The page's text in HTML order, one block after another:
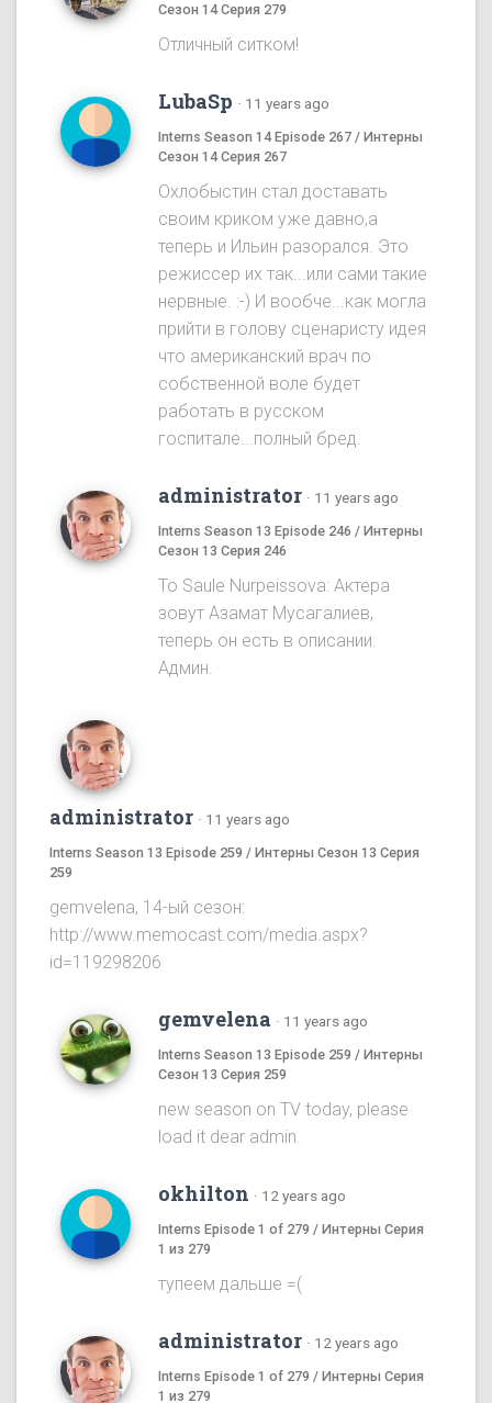
Сезон 14 Серия 279
Отличный ситком!
LubaSp · 11 years ago
Interns Season 14 Episode 267 / Интерны
Сезон 14 Серия 267
Охлобыстин стал доставать
своим криком уже давно,а
теперь и Ильин разорался. Это
режиссер их так...или сами такие
нервные. :-) И вообче...как могла
прийти в голову сценаристу идея
что американский врач по
собственной воле будет
работать в русском
госпитале...полный бред.
administrator · 11 years ago
Interns Season 13 Episode 246 / Интерны
Сезон 13 Серия 246
To Saule Nurpeissova: Актера
зовут Азамат Мусагалиев,
теперь он есть в описании.
Админ.
administrator · 11 years ago
Interns Season 13 Episode 259 / Интерны Сезон 13 Серия
259
gemvelena, 14-ый сезон:
http://www.memocast.com/media.aspx?
id=119298206
gemvelena · 11 years ago
Interns Season 13 Episode 259 / Интерны
Сезон 13 Серия 259
new season on TV today, please
load it dear admin.
okhilton · 12 years ago
Interns Episode 1 of 279 / Интерны Серия
1 из 279
тупеем дальше =(
administrator · 12 years ago
Interns Episode 1 of 279 / Интерны Серия
1 из 279